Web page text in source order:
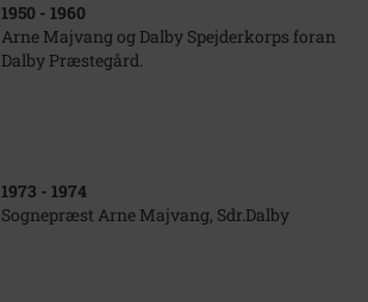
1950 - 1960
Arne Majvang og Dalby Spejderkorps foran
Dalby Præstegård.
1973 - 1974
Sognepræst Arne Majvang, Sdr.Dalby